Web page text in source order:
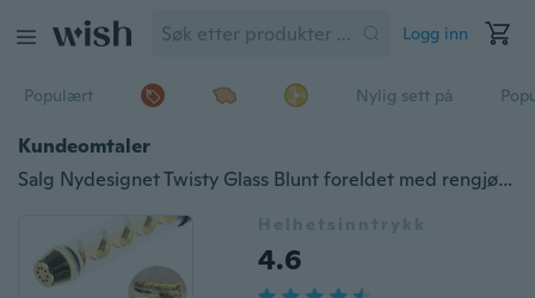
Logg inn
Populært Nylig sett på
Kundeomtaler
Salg Nydesignet Twisty Glass Blunt foreldet med rengjøringsbørste sett gave
Helhetsinntrykk
4.6